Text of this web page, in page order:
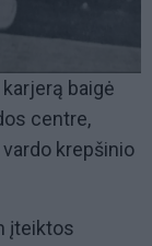
baigė
centre,
krepšinio
įteiktos